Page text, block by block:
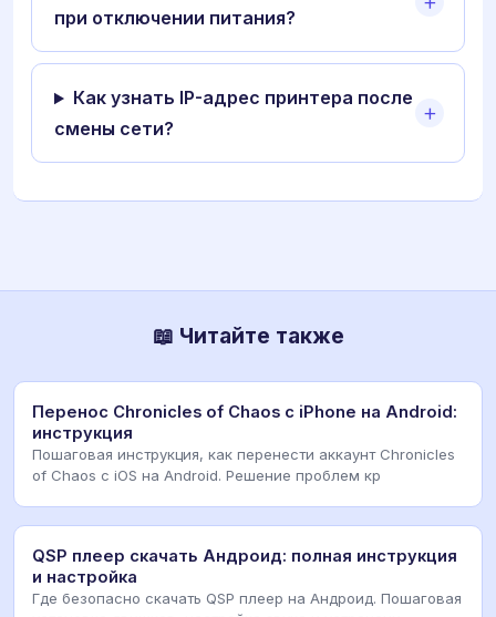
при отключении питания?
Как узнать IP-адрес принтера после
смены сети?
📖 Читайте также
Перенос Chronicles of Chaos с iPhone на Android:
инструкция
Пошаговая инструкция, как перенести аккаунт Chronicles
of Chaos с iOS на Android. Решение проблем кр
QSP плеер скачать Андроид: полная инструкция
и настройка
Где безопасно скачать QSP плеер на Андроид. Пошаговая